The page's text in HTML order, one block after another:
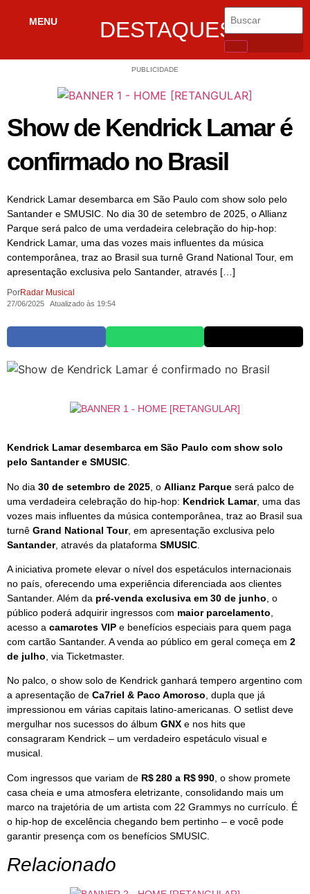
MENU DESTAQUES
PUBLICIDADE
Show de Kendrick Lamar é
confirmado no Brasil
Kendrick Lamar desembarca em São Paulo com show solo pelo
Santander e SMUSIC. No dia 30 de setembro de 2025, o Allianz
Parque será palco de uma verdadeira celebração do hip-hop:
Kendrick Lamar, uma das vozes mais influentes da música
contemporânea, traz ao Brasil sua turnê Grand National Tour, em
apresentação exclusiva pelo Santander, através […]
PorRadar Musical
27/06/2025 Atualizado às 19:54
Kendrick Lamar desembarca em São Paulo com show solo
pelo Santander e SMUSIC
No dia 30 de setembro de 2025 , o Allianz Parque será palco de
uma verdadeira celebração do hip-hop: Kendrick Lamar, uma das
vozes mais influentes da música contemporânea, traz ao Brasil sua
turnê Grand National Tour, em apresentação exclusiva pelo
Santander, através da plataforma SMUSIC
A iniciativa promete elevar o nível dos espetáculos internacionais
no país, oferecendo uma experiência diferenciada aos clientes
Santander. Além da pré-venda exclusiva em 30 de junho , o
público poderá adquirir ingressos com maior parcelamento
acesso a camarotes VIP e benefícios especiais para quem paga
com cartão Santander. A venda ao público em geral começa em 2
de julho , via Ticketmaster.
No palco, o show solo de Kendrick ganhará tempero argentino com
a apresentação de Ca7riel & Paco Amoroso, dupla que já
impressionou em várias capitais latino‑americanas. O setlist deve
mergulhar nos sucessos do álbum GNX e nos hits que
consagraram Kendrick – um verdadeiro espetáculo visual e
musical.
Com ingressos que variam de R$ 280 a R$ 990 , o show promete
casa cheia e uma atmosfera eletrizante, consolidando mais um
marco na trajetória de um artista com 22 Grammys no currículo. É
o hip‑hop de excelência chegando bem pertinho – e você pode
garantir presença com os benefícios SMUSIC.
Relacionado